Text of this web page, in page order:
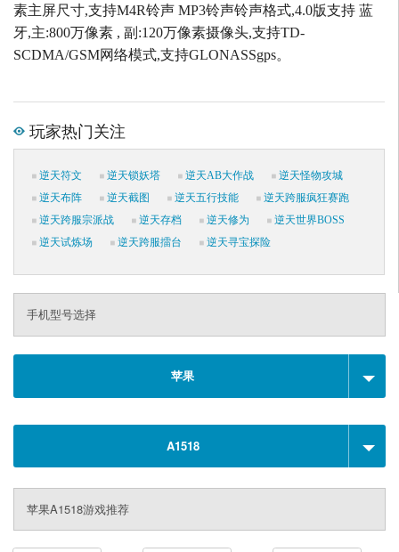
素主屏尺寸,支持M4R铃声 MP3铃声铃声格式,4.0版支持 蓝
牙,主:800万像素 , 副:120万像素摄像头,支持TD-
SCDMA/GSM网络模式,支持GLONASSgps。
玩家热门关注
逆天符文 逆天锁妖塔 逆天AB大作战
逆天怪物攻城
逆天布阵
逆天截图 逆天五行技能
逆天跨服疯狂赛跑
逆天跨服宗派战
逆天存档 逆天修为
逆天世界BOSS
逆天试炼场
逆天跨服擂台 逆天寻宝探险
手机型号选择
苹果
A1518
苹果A1518游戏推荐